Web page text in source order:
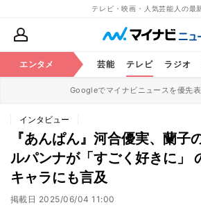
テレビ・映画・人気芸能人の最
エンタメ 芸能 テレビ ラジオ
Googleでマイナビニュースを優先
インタビュー
『あんぱん』河合優実、蘭子
ルパンナが「すごく好きに」
キャラにも言及
掲載日 2025/06/04 11:00